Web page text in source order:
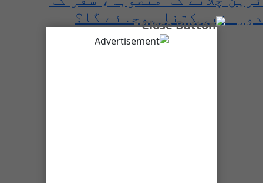
دورانیہ کتنا ہوجائے گا؟